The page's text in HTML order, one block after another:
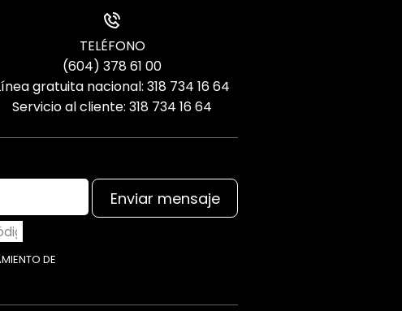
TELÉFONO
(604) 378 61 00
gratuita nacional: 318 734 16 64
Servicio al cliente: 318 734 16 64
DE
Enviar mensaje